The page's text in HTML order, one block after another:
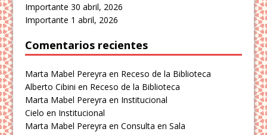
Importante 30 abril, 2026
Importante 1 abril, 2026
Comentarios recientes
Marta Mabel Pereyra en Receso de la Biblioteca
Alberto Cibini en Receso de la Biblioteca
Marta Mabel Pereyra en Institucional
Cielo en Institucional
Marta Mabel Pereyra enConsulta en Sala